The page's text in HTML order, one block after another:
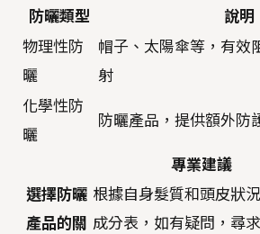
防曬類型
說明
物理性防
曬
帽子、太陽傘等，有效
射
化學性防
曬
防曬產品，提供額外防
專業建議
選擇防曬
產品的關
根據自身髮質和頭皮狀
成分表，如有疑問，尋